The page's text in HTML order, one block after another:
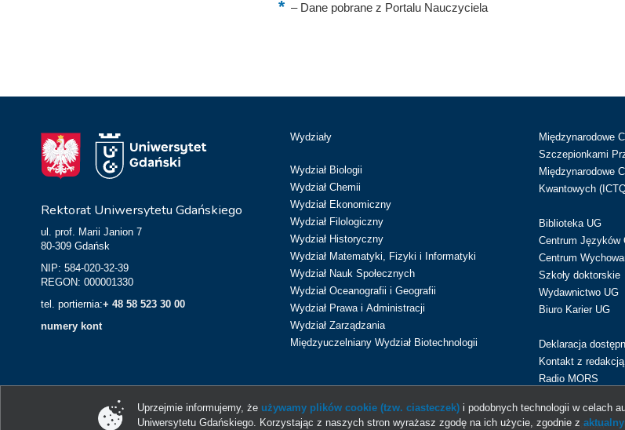
–Dane pobrane z Portalu Nauczyciela
Rektorat Uniwersytetu Gdańskiego
ul. prof. Marii Janion 7
80-309 Gdańsk
NIP: 584-020-32-39
REGON: 000001330
tel. portiernia:+ 48 58 523 30 00
numery kont
Wydziały
Wydział Biologii
Wydział Chemii
Wydział Ekonomiczny
Wydział Filologiczny
Wydział Historyczny
Wydział Matematyki, Fizyki i Informatyki
Wydział Nauk Społecznych
Wydział Oceanografii i Geografii
Wydział Prawa i Administracji
Wydział Zarządzania
Międzyuczelniany Wydział Biotechnologii
Międzynarodowe
Szczepionkami
Międzynarodowe
Kwantowych
Biblioteka UG
Centrum Języków
Centrum
Szkoły doktorskie
Wydawnictwo UG
Biuro Karier UG
Deklaracja
Kontakt z redakcją
Radio MORS
© 2013-2026 Uniwersytet Gdański
Uprzejmie informujemy, że używamy plików cookie (tzw. ciasteczek)i podobnych technologii w celach
Uniwersytetu Gdańskiego. Korzystając z naszych stron wyrażasz zgodę na ich użycie, zgodnie z